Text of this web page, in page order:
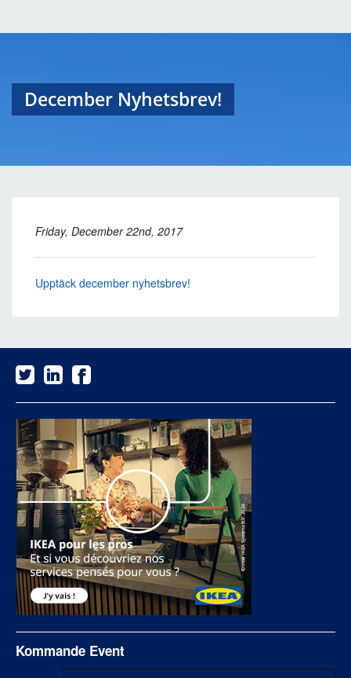
December Nyhetsbrev!
Friday, December 22nd, 2017
Upptäck december nyhetsbrev!
Kommande Event